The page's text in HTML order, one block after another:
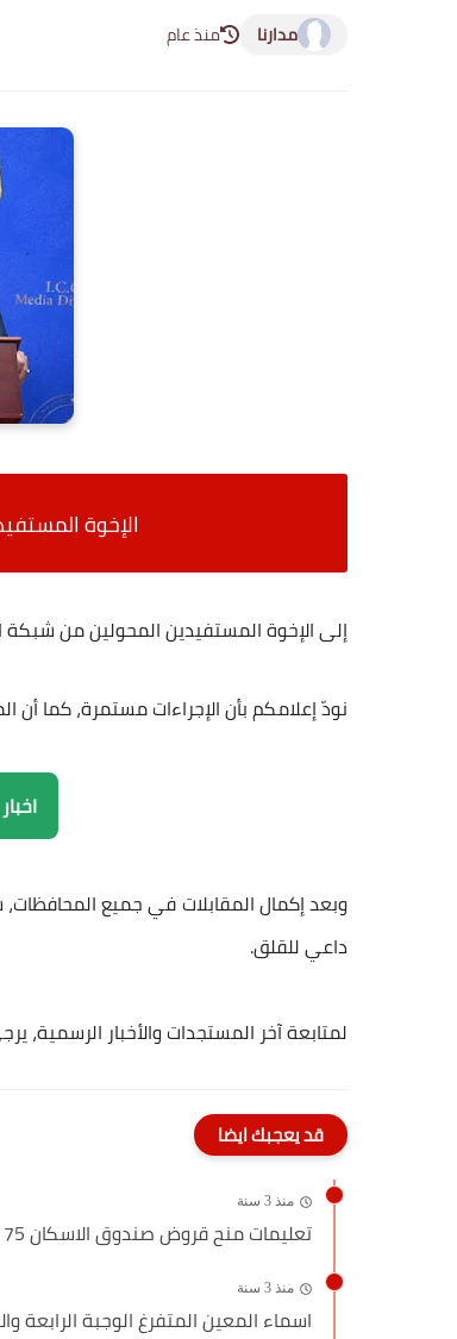
مدارنا منذ عام
الإخوة
إلى الإخوة المستفيدين المحولين من شبكة
نودّ إعلامكم بأن الإجراءات مستمرة، كما
وبعد إكمال المقابلات في جميع المحافظات،
داعي للقلق.
لمتابعة آخر المستجدات والأخبار
قد يعجبك ايضا
منذ 3 سنة
تعليمات منح قروض صندوق الاسكان 75 مليون
منذ 3 سنة
اسماء المعين المتفرغ الوجبة الرابعة